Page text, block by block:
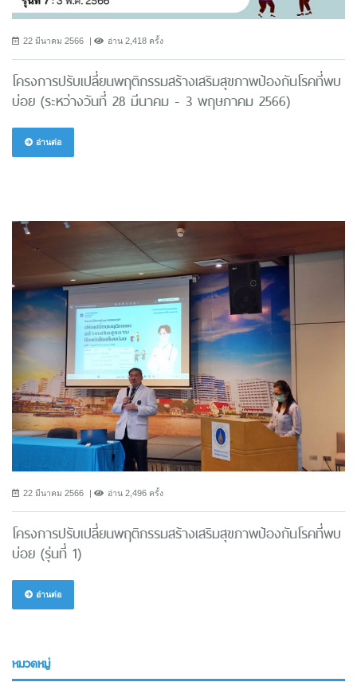
22 มีนาคม 2566 อ่าน 2,418 ครั้ง
โครงการปรับเปลี่ยนพฤติกรรมสร้างเสริมสุขภาพป้องกันโรคที่พบ
บ่อย (ระหว่างวันที่ 28 มีนาคม - 3 พฤษภาคม 2566)
อ่านต่อ
22 มีนาคม 2566 อ่าน 2,496 ครั้ง
โครงการปรับเปลี่ยนพฤติกรรมสร้างเสริมสุขภาพป้องกันโรคที่พบ
บ่อย (รุ่นที่ 1)
อ่านต่อ
หมวดหมู่